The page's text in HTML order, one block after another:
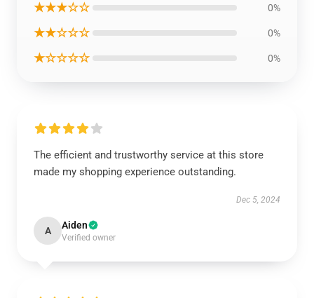
★★★☆☆ 0%
★★☆☆☆ 0%
★☆☆☆☆ 0%
The efficient and trustworthy service at this store
made my shopping experience outstanding.
Dec 5, 2024
A Aiden
Verified owner